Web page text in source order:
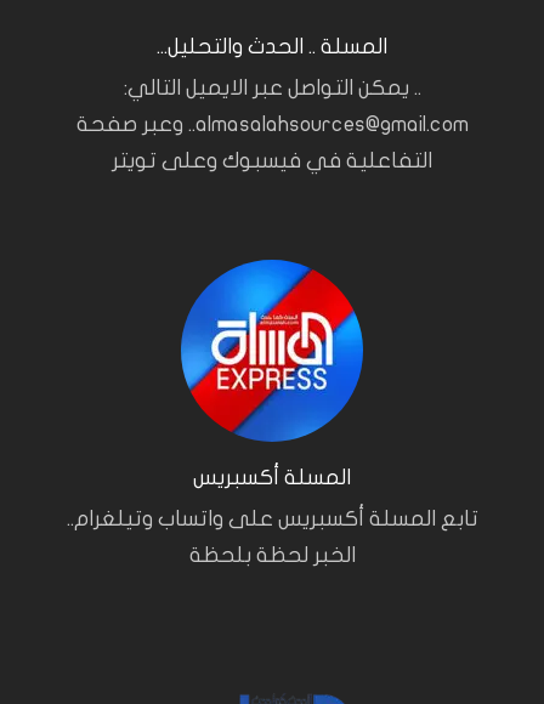
المسلة .. الحدث والتحليل...
.. يمكن التواصل عبر الايميل التالي:
almasalahsources@gmail.com.. وعبر صفحة
التفاعلية في فيسبوك وعلى تويتر
المسلة أكسبريس
تابع المسلة أكسبريس على واتساب وتيلغرام..
الخبر لحظة بلحظة